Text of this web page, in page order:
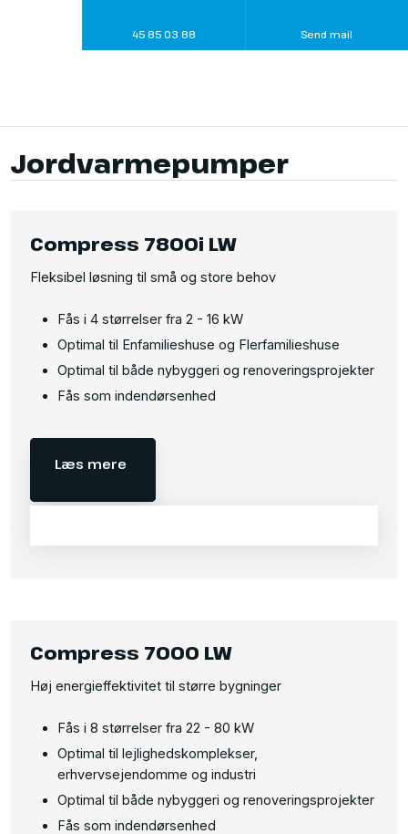
45 85 03 88 Send mail
Jordvarmepumper​
Compress 7800i LW
Fleksibel løsning til små og store behov
Fås i 4 størrelser fra 2 - 16 kW
Optimal til Enfamilieshuse og Flerfamilieshuse
Optimal til både nybyggeri og renoveringsprojekter
Fås som indendørsenhed​
Læs mere
Compress 7000 LW
Høj energieffektivitet til større bygninger
Fås i 8 størrelser fra 22 - 80 kW
Optimal til lejlighedskomplekser,
erhvervsejendomme og industri
Optimal til både nybyggeri og renoveringsprojekter
Fås som indendørsenhed​